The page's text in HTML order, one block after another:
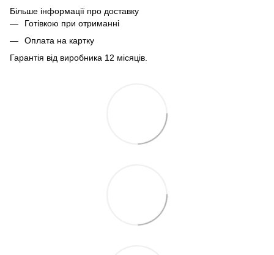
Більше інформації про доставку
Готівкою при отриманні
Оплата на картку
Гарантія від виробника 12 місяців.